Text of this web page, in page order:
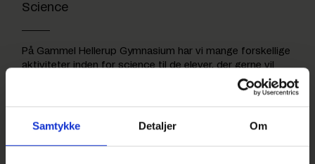
Samtykke Detaljer Om
Science
På Gammel Hellerup Gymnasium har vi mange forskellige
aktiviteter inden for science til de elever, der gerne vil
udfordres udover den almindelige undervisning.